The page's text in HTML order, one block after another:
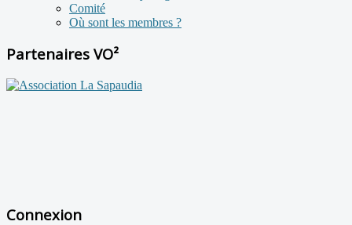
Comité
Où sont les membres ?
Partenaires VO²
Connexion